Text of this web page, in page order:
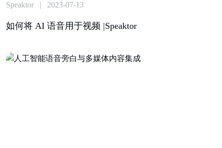
Speaktor | 2023-07-13
如何将 AI 语音用于视频 |Speaktor